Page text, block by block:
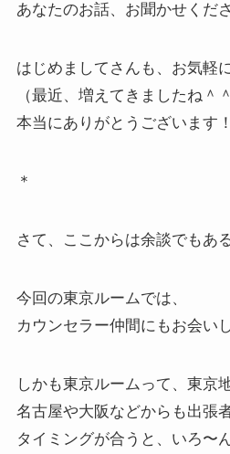
あなたのお話、お聞かせくだ
はじめましてさんも、お気軽
（最近、増えてきましたね＾
本当にありがとうございます！
＊
さて、ここからは余談でもあ
今回の東京ルームでは、
カウンセラー仲間にもお会い
しかも東京ルームって、東京
名古屋や大阪などからも出張
タイミングが合うと、いろ〜